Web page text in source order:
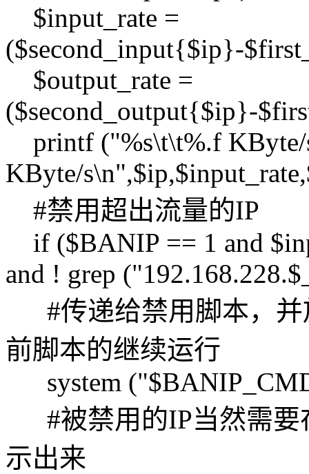
$input_rate =
($second_input{$ip}-
$output_rate =
($second_output{$ip}-
printf ("%s\t\t%.f KByte/
KByte/
#禁用超出流量的IP
if ($BANIP == 1 and
and ! grep
#传递给禁用脚本，并
前脚本的继续运行
system
#被禁用的IP当然需要
示出来